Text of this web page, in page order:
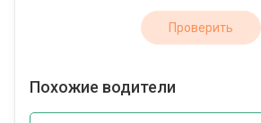
Проверить
Похожие водители